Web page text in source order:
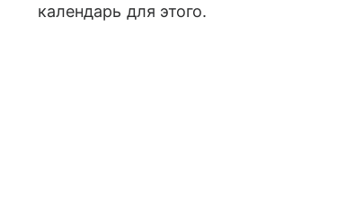
календарь для этого.